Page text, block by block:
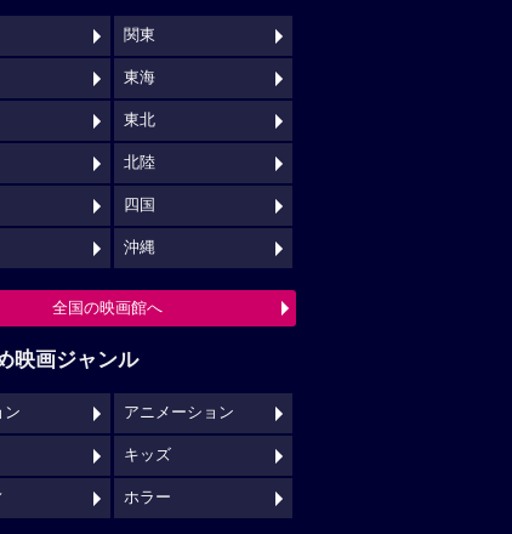
関東
東海
東北
北陸
四国
沖縄
全国の映画館へ
映画ジャンル
ン アニメーション
キッズ
ホラー